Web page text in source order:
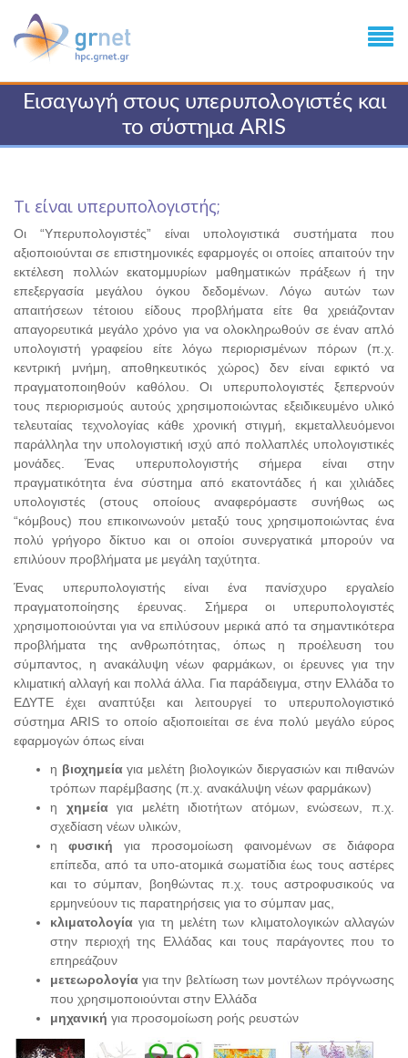
Εισαγωγή στους υπερυπολογιστές και
το σύστημα ARIS
Τι είναι υπερυπολογιστής;
Οι “Υπερυπολογιστές” είναι υπολογιστικά συστήματα που
αξιοποιούνται σε επιστημονικές εφαρμογές οι οποίες απαιτούν την
εκτέλεση πολλών εκατομμυρίων μαθηματικών πράξεων ή την
επεξεργασία μεγάλου όγκου δεδομένων. Λόγω αυτών των
απαιτήσεων τέτοιου είδους προβλήματα είτε θα χρειάζονταν
απαγορευτικά μεγάλο χρόνο για να ολοκληρωθούν σε έναν απλό
υπολογιστή γραφείου είτε λόγω περιορισμένων πόρων (π.χ.
κεντρική μνήμη, αποθηκευτικός χώρος) δεν είναι εφικτό να
πραγματοποιηθούν καθόλου. Οι υπερυπολογιστές ξεπερνούν
τους περιορισμούς αυτούς χρησιμοποιώντας εξειδικευμένο υλικό
τελευταίας τεχνολογίας κάθε χρονική στιγμή, εκμεταλλευόμενοι
παράλληλα την υπολογιστική ισχύ από πολλαπλές υπολογιστικές
μονάδες. Ένας υπερυπολογιστής σήμερα είναι στην
πραγματικότητα ένα σύστημα από εκατοντάδες ή και χιλιάδες
υπολογιστές (στους οποίους αναφερόμαστε συνήθως ως
“κόμβους) που επικοινωνούν μεταξύ τους χρησιμοποιώντας ένα
πολύ γρήγορο δίκτυο και οι οποίοι συνεργατικά μπορούν να
επιλύουν προβλήματα με μεγάλη ταχύτητα.
Ένας υπερυπολογιστής είναι ένα πανίσχυρο εργαλείο
πραγματοποίησης έρευνας. Σήμερα οι υπερυπολογιστές
χρησιμοποιούνται για να επιλύσουν μερικά από τα σημαντικότερα
προβλήματα της ανθρωπότητας, όπως η προέλευση του
σύμπαντος, η ανακάλυψη νέων φαρμάκων, οι έρευνες για την
κλιματική αλλαγή και πολλά άλλα. Για παράδειγμα, στην Ελλάδα το
ΕΔΥΤΕ έχει αναπτύξει και λειτουργεί το υπερυπολογιστικό
σύστημα ARIS το οποίο αξιοποιείται σε ένα πολύ μεγάλο εύρος
εφαρμογών όπως είναι
η βιοχημείαγια μελέτη βιολογικών διεργασιών και πιθανών
τρόπων παρέμβασης (π.χ. ανακάλυψη νέων φαρμάκων)
η χημείαγια μελέτη ιδιοτήτων ατόμων, ενώσεων, π.χ.
σχεδίαση νέων υλικών,
η φυσική για προσομοίωση φαινομένων σε διάφορα
επίπεδα, από τα υπο-ατομικά σωματίδια έως τους αστέρες
και το σύμπαν, βοηθώντας π.χ. τους αστροφυσικούς να
ερμηνεύουν τις παρατηρήσεις για το σύμπαν μας,
κλιματολογία για τη μελέτη των κλιματολογικών αλλαγών
στην περιοχή της Ελλάδας και τους παράγοντες που το
επηρεάζουν
μετεωρολογία για την βελτίωση των μοντέλων πρόγνωσης
που χρησιμοποιούνται στην Ελλάδα
μηχανική για προσομοίωση ροής ρευστών